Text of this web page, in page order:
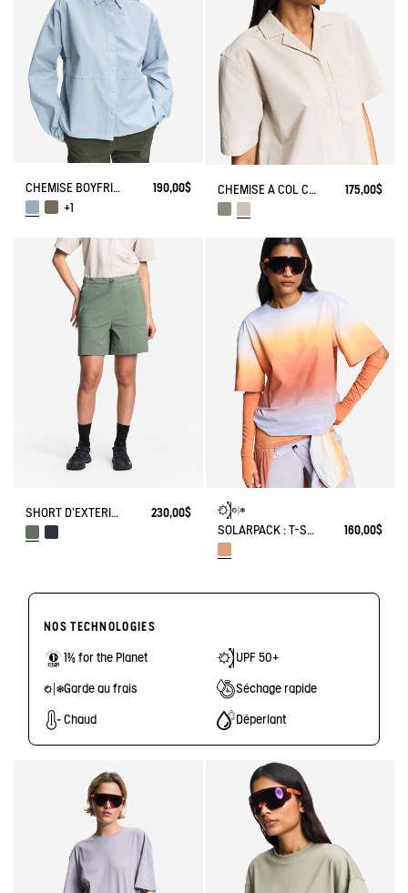
CHEMISE BOYFRIEND ANTI-UV DRY FAST TEXTILE®
190,00$
+1
CHEMISE À COL CUBAIN ANTI-UV DRY FAST TEXTILE® 175,00$
SHORT D'EXTÉRIEUR ULTRA RÉSISTANT CORDURA®
230,00$
SOLARPACK : T-SHIRT TIE AND DYE UV-C® DRY FAST TEXTILE® COOLTOUCH®
160,00$
NOS TECHNOLOGIES
1% for the Planet UPF 50+
Garde au frais Séchage rapide
Chaud Déperlant